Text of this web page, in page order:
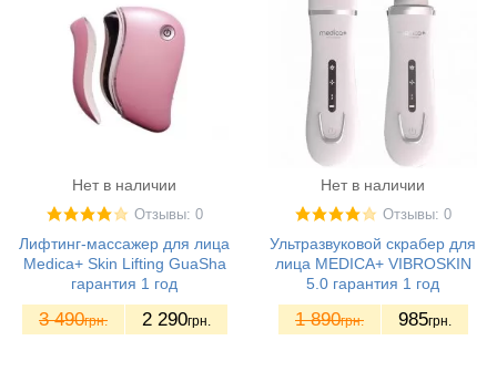
Нет в наличии
Отзывы: 0
Лифтинг-массажер для лица
Medica+ Skin Lifting GuaSha
гарантия 1 год
3 490грн. 2 290грн.
Нет в наличии
Отзывы: 0
Ультразвуковой скрабер для
лица MEDICA+ VIBROSKIN
5.0 гарантия 1 год
1 890грн. 985грн.